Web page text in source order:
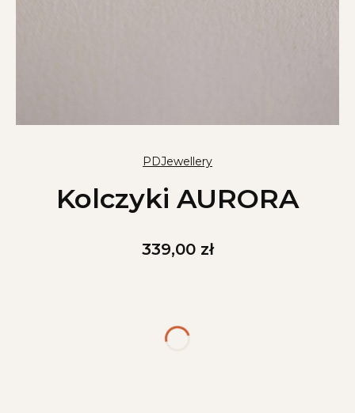
PDJewellery
Kolczyki AURORA
Cena
339,00 zł